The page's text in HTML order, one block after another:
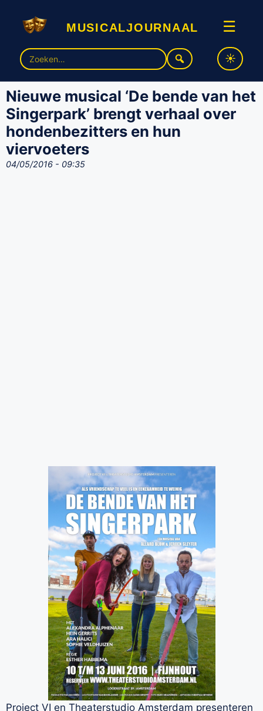
musicaljournaal ☰
Zoek
naar:
Nieuwe musical ‘De bende van het
Singerpark’ brengt verhaal over
hondenbezitters en hun
viervoeters
04/05/2016 - 09:35
Project VI en Theaterstudio Amsterdam presenteren